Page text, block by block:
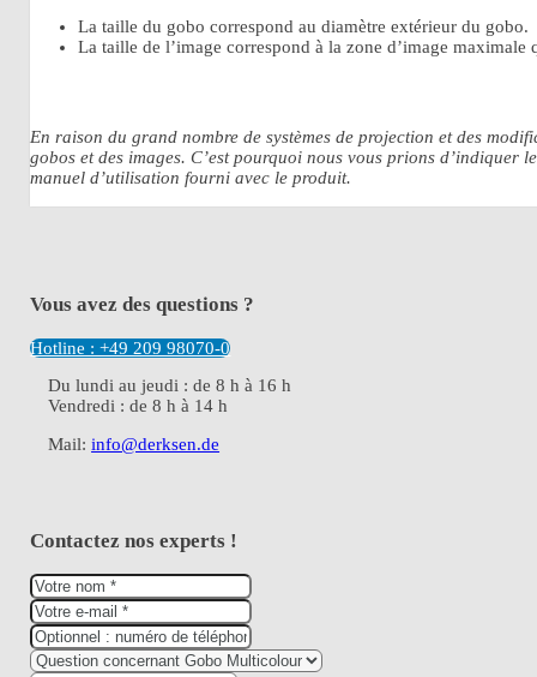
La taille du gobo correspond au diamètre extérieur du gobo.
La taille de l’image correspond à la zone d’image
En raison du grand nombre de systèmes de projection et des
gobos et des images. C’est pourquoi nous vous prions d’indiquer
manuel d’utilisation fourni avec le produit.
Vous avez des questions ?
Hotline : +49 209 98070-0
Du lundi au jeudi : de 8 h à 16 h
Vendredi : de 8 h à 14 h
Mail:info@derksen.de
Contactez nos experts !